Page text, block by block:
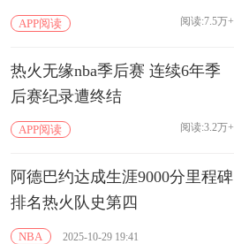
APP阅读 阅读:7.5万+
热火无缘nba季后赛 连续6年季
后赛纪录遭终结
APP阅读 阅读:3.2万+
阿德巴约达成生涯9000分里程碑
排名热火队史第四
NBA 2025-10-29 19:41